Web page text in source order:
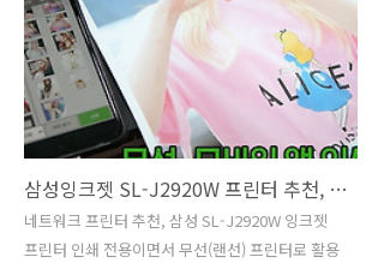
제품이고 가격은 12만원이며 256GB부터 시작합
니다. 512GB SSD 의 경우 20만원 정도면 구매할
수 있고 Acronis True Image 2017 로 쉽게 SSD
마이그레이션을 통해서 단 몇분만에 기존 하드디
스크를 복제할 수 있습니다. 그럼 고용량 SSD 어
떤 제품이 좋을까요?(주)와이즈허..
삼성잉크젯 SL-J2920W 프린터 추천, 무선 프린터 사용하기 / A3 지원 프린터
네트워크 프린터 추천, 삼성 SL-J2920W 잉크젯
프린터 인쇄 전용이면서 무선(랜선) 프린터로 활용